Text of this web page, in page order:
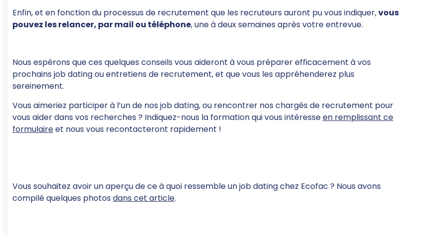
Enfin, et en fonction du processus de recrutement que les recruteurs auront pu vous indiquer,vous
pouvez les relancer, par mail ou téléphone, une à deux semaines après votre entrevue.
Nous espérons que ces quelques conseils vous aideront à vous préparer efficacement à vos
prochains job dating ou entretiens de recrutement, et que vous les appréhenderez plus
sereinement.
Vous aimeriez participer à l’un de nos job dating, ou rencontrer nos chargés de recrutement pour
vous aider dans vos recherches ? Indiquez-nous la formation qui vous intéresseen remplissant ce
formulaireet nous vous recontacteront rapidement !
Vous souhaitez avoir un aperçu de ce à quoi ressemble un job dating chez Ecofac ? Nous avons
compilé quelques photos dans cet article.